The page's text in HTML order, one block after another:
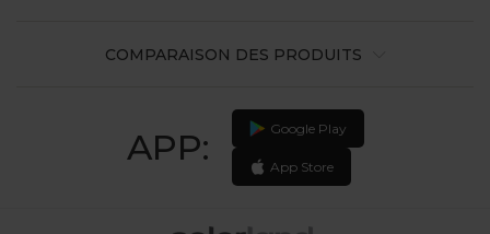
COMPARAISON DES PRODUITS
APP: Google Play
App Store